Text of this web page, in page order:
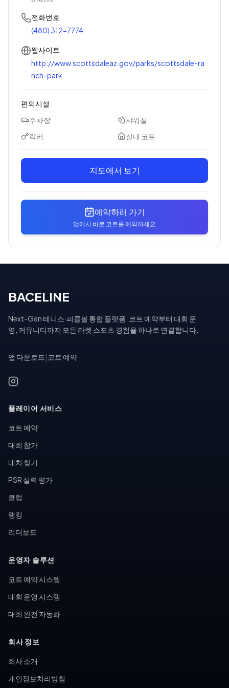
전화번호
(480) 312-7774
웹사이트
http://www.scottsdaleaz.gov/parks/scottsdale-ra
nch-park
편의시설
주차장
샤워실
락커
실내 코트
지도에서 보기
예약하러 가기
앱에서 바로 코트를 예약하세요
BACELINE
Next-Gen 테니스·피클볼 통합 플랫폼. 코트 예약부터 대회 운
영, 커뮤니티까지 모든 라켓 스포츠 경험을 하나로 연결합니다.
앱 다운로드 코트 예약
플레이어 서비스
코트 예약
대회 참가
매치 찾기
PSR 실력 평가
클럽
랭킹
리더보드
운영자 솔루션
코트 예약 시스템
대회 운영 시스템
대회 완전 자동화
회사 정보
회사 소개
개인정보처리방침